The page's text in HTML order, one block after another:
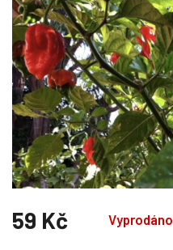
59 Kč Vyprodáno